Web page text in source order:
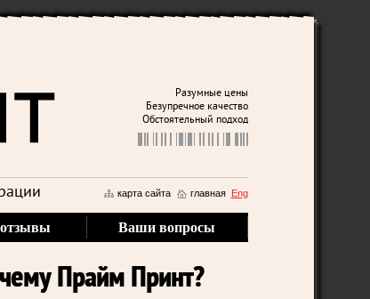
Разумные цены
Безупречное качество
Обстоятельный подход
Eng
карта сайта главная
Ваши вопросы
Прайм Принт?